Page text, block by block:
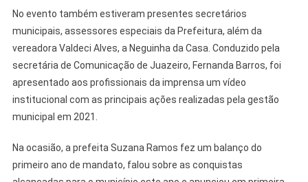
No evento também estiveram presentes secretários
municipais, assessores especiais da Prefeitura, além da
vereadora Valdeci Alves, a Neguinha da Casa. Conduzido pela
secretária de Comunicação de Juazeiro, Fernanda Barros, foi
apresentado aos profissionais da imprensa um vídeo
institucional com as principais ações realizadas pela gestão
municipal em 2021.
Na ocasião, a prefeita Suzana Ramos fez um balanço do
primeiro ano de mandato, falou sobre as conquistas